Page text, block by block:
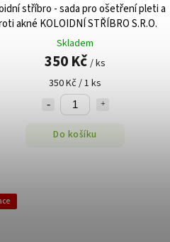
stříbro - sada pro ošetření pleti a
akné KOLOIDNÍ STŘÍBRO S.R.O.
Skladem
350 Kč / ks
350 Kč / 1 ks
Do košíku